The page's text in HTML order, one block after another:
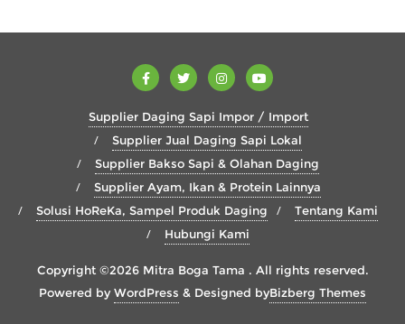
Supplier Daging Sapi Impor / Import
Supplier Jual Daging Sapi Lokal
Supplier Bakso Sapi & Olahan Daging
Supplier Ayam, Ikan & Protein Lainnya
Solusi HoReKa, Sampel Produk Daging
Tentang Kami
Hubungi Kami
Copyright ©2026 Mitra Boga Tama . All rights reserved.
Powered byWordPress & Designed byBizberg Themes